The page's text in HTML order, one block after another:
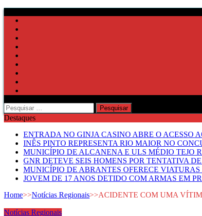
Pesquisar
por:
Destaques
ENTRADA NO GINJA CASINO ABRE O ACESSO
INÊS PINTO REPRESENTA RIO MAIOR NO
MUNICÍPIO DE ALCANENA E ULS MÉDIO TEJO
GNR DETEVE SEIS HOMENS POR TENTATIVA
MUNICÍPIO DE ABRANTES OFERECE VIATURAS
JOVEM DE 17 ANOS DETIDO COM ARMAS EM
Home>>Notícias Regionais>>ACIDENTE COM UMA
Notícias Regionais